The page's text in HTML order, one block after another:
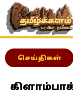
செய்திகள்